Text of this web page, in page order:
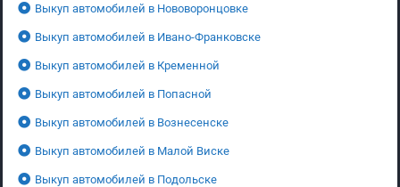
Выкуп автомобилей в Нововоронцовке
Выкуп автомобилей в Ивано-Франковске
Выкуп автомобилей в Кременной
Выкуп автомобилей в Попасной
Выкуп автомобилей в Вознесенске
Выкуп автомобилей в Малой Виске
Выкуп автомобилей в Подольске